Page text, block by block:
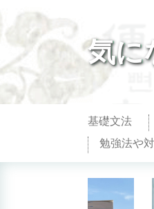
気に
基礎文法
勉強法や